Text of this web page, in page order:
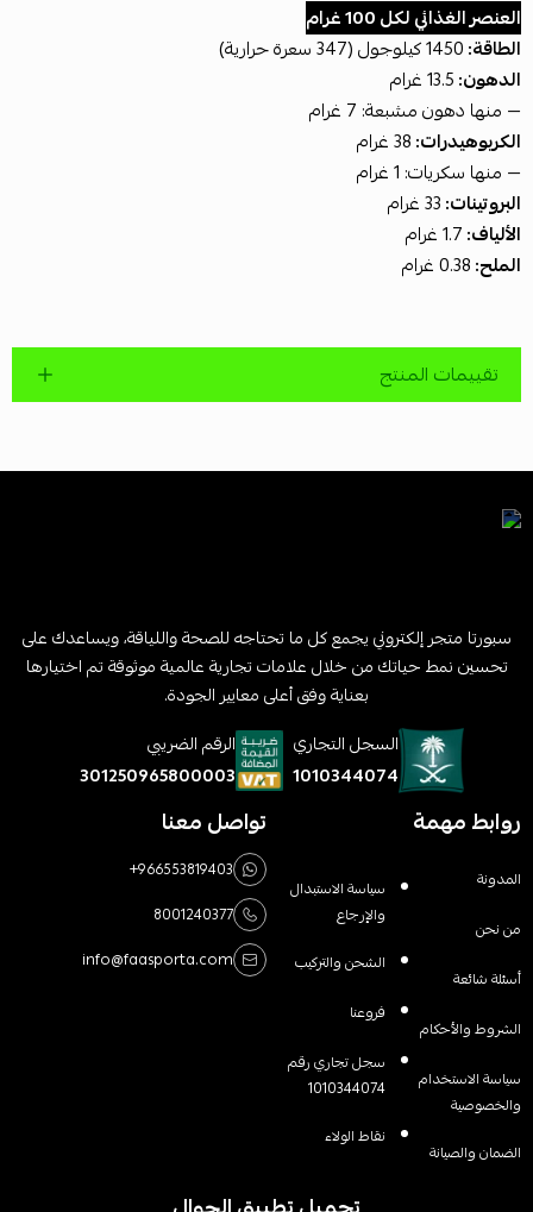
العنصر الغذائي لكل 100 غرام
الطاقة:1450 كيلوجول (347 سعرة حرارية)
الدهون:13.5 غرام
— منها دهون مشبعة: 7 غرام
الكربوهيدرات:38 غرام
— منها سكريات: 1 غرام
البروتينات:33 غرام
الألياف:1.7 غرام
الملح:0.38 غرام
تقييمات المنتج
سبورتا متجر إلكتروني يجمع كل ما تحتاجه للصحة واللياقة، ويساعدك على
تحسين نمط حياتك من خلال علامات تجارية عالمية موثوقة تم اختيارها
بعناية وفق أعلى معايير الجودة.
السجل التجاري
1010344074
الرقم الضريبي
301250965800003
روابط مهمة
المدونة
من نحن
أسئلة شائعة
الشروط والأحكام
سياسة الاستخدام
والخصوصية
الضمان والصيانة
سياسة الاستبدال
والإرجاع
الشحن والتركيب
فروعنا
سجل تجاري رقم
1010344074
نقاط الولاء
تواصل معنا
+966553819403
8001240377
info@faasporta.com